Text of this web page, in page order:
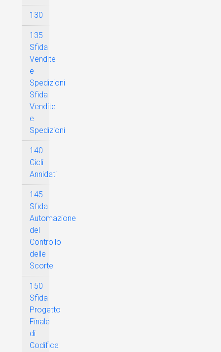
130
135
Sfida
Vendite
e
Spedizioni
Sfida
Vendite
e
Spedizioni
140
Cicli
Annidati
145
Sfida
Automazione
del
Controllo
delle
Scorte
150
Sfida
Progetto
Finale
di
Codifica